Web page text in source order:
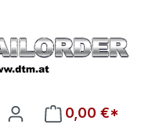
hast 0 Produkte auf
0,00 €*